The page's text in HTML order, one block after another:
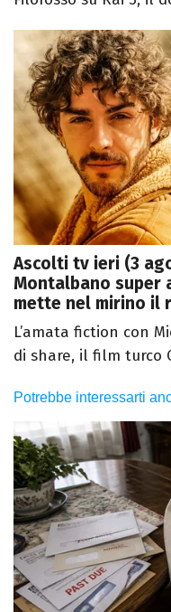
Ascolti tv ieri (3
Montalbano super
mette nel mirino il
L’amata fiction con
di share, il film turco